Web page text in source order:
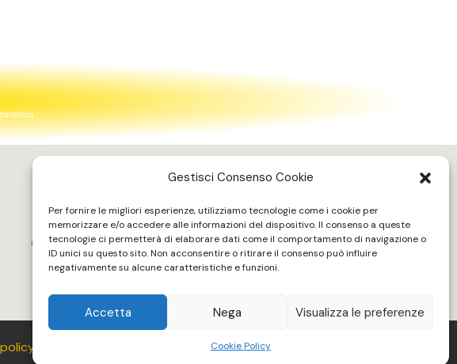
Gestisci Consenso Cookie
Per fornire le migliori esperienze, utilizziamo tecnologie come i cookie per
memorizzare e/o accedere alle informazioni del dispositivo. Il consenso a queste
tecnologie ci permetterà di elaborare dati come il comportamento di navigazione o
ID unici su questo sito. Non acconsentire o ritirare il consenso può influire
negativamente su alcune caratteristiche e funzioni.
Accetta Nega Visualizza le preferenze
Cookie Policy
Lun - Ven 16:00 - 20:00
Gli uffici e le palestre sono chiuse in concomitanza delle partite
in casa del Bologna F.C.